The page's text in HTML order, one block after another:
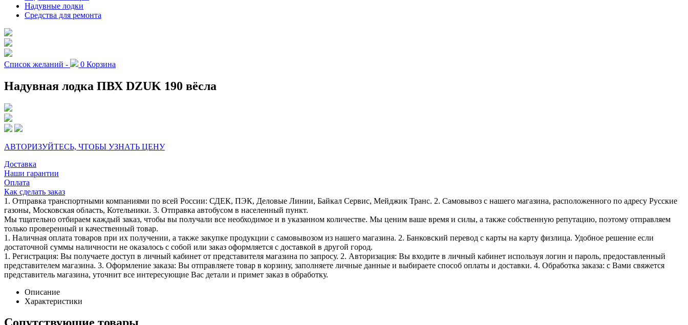
Надувные лодки
Средства для ремонта
Список желаний - 0 Корзина
Надувная лодка ПВХ DZUK 190 вёсла
АВТОРИЗУЙТЕСЬ, ЧТОБЫ УЗНАТЬ ЦЕНУ
Доставка
Наши гарантии
Оплата
Как сделать заказ
1. Отправка транспортными компаниями по всей России: СДЕК, ПЭК, Деловые Линии, Байкал Сервис, Мейджик Транс. 2. Самовывоз с нашего магазина, расположенного по адресу Русские
газоны, Московская область, Котельники. 3. Отправка автобусом в населенный пункт.
Мы тщательно отбираем каждый заказ, чтобы вы получали все необходимое и в указанном количестве. Мы ценим ваше время и силы, а также собственную репутацию, поэтому отправляем
только проверенный и качественный товар.
1. Наличная оплата товаров при их получении, а также закупке продукции с самовывозом из нашего магазина. 2. Банковский перевод с карты на карту физлица. Удобное решение если
достаточной суммы наличности не оказалось с собой или заказ оформляется с доставкой в другой город.
1. Регистрация: Вы получаете доступ в личный кабинет от представителя магазина по запросу. 2. Авторизация: Вы входите в личный кабинет используя логин и пароль, предоставленный
представителем магазина. 3. Оформление заказа: Вы отправляете товар в корзину, заполняете личные данные и выбираете способ оплаты и доставки. 4. Обработка заказа: с Вами свяжется
представитель магазина, уточнит все интересующие Вас детали и примет заказ в обработку.
Описание
Характеристики